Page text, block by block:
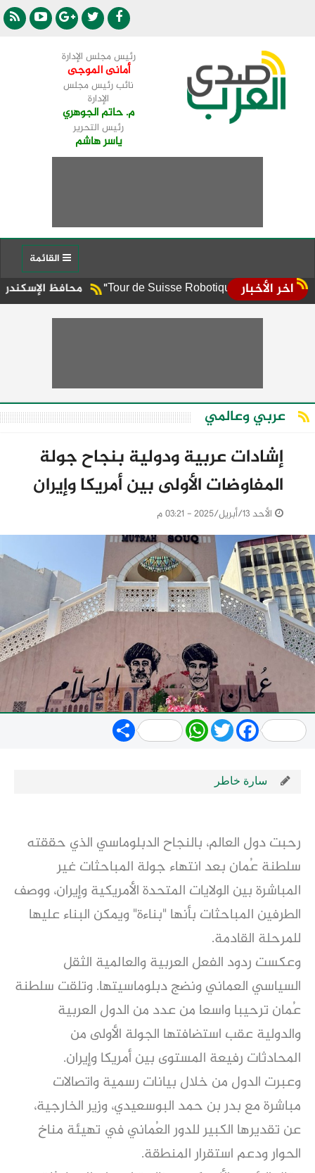
رئيس مجلس الإدارة
أمانى الموجى
نائب رئيس مجلس
الإدارة
م. حاتم الجوهري
رئيس التحرير
ياسر هاشم
اخر الأخبار محافظ الإسكندرية يوجه
عربي وعالمي
إشادات عربية ودولية بنجاح جولة
المفاوضات الأولى بين أمريكا وإيران
الأحد 13/أبريل/2025 - 03:21 م
Share WhatsApp
TwitterFacebook
سارة خاطر
رحبت دول العالم، بالنجاح الدبلوماسي الذي حققته
سلطنة عُمان بعد انتهاء جولة المباحثات غير
المباشرة بين الولايات المتحدة الأمريكية وإيران، ووصف
الطرفين المباحثات بأنها "بناءة" ويمكن البناء عليها
للمرحلة القادمة.
وعكست ردود الفعل العربية والعالمية الثقل
السياسي العماني ونضج دبلوماسيتها. وتلقت سلطنة
عُمان ترحيبا واسعا من عدد من الدول العربية
والدولية عقب استضافتها الجولة الأولى من
المحادثات رفيعة المستوى بين أمريكا وإيران.
وعبرت الدول من خلال بيانات رسمية واتصالات
مباشرة مع بدر بن حمد البوسعيدي، وزير الخارجية،
عن تقديرها الكبير للدور العُماني في تهيئة مناخ
الحوار ودعم استقرار المنطقة.